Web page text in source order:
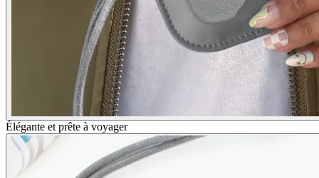
Élégante et prête à voyager